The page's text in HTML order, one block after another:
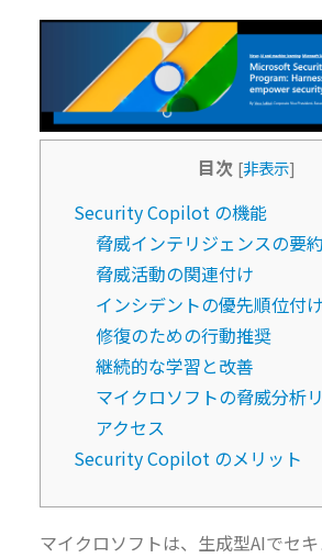
目次 [非表示]
Security Copilot の機能
脅威インテリジェンスの要約
脅威活動の関連付け
インシデントの優先順位付け
修復のための行動推奨
継続的な学習と改善
マイクロソフトの脅威分析
アクセス
Security Copilot のメリット
マイクロソフトは、生成型AIでセ